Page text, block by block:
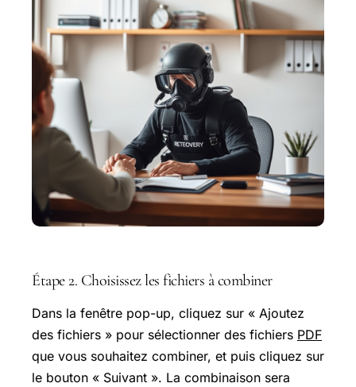
Étape 2. Choisissez les fichiers à combiner
Dans la fenêtre pop-up, cliquez sur « Ajoutez
des fichiers » pour sélectionner des fichiers PDF
que vous souhaitez combiner, et puis cliquez sur
le bouton « Suivant ». La combinaison sera